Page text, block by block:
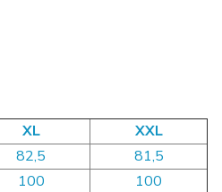
XL
XXL
82,5
81,5
100
100